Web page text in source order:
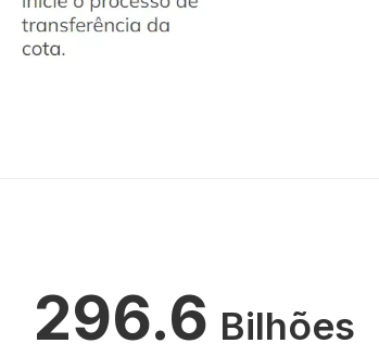
296.6 Bilhões